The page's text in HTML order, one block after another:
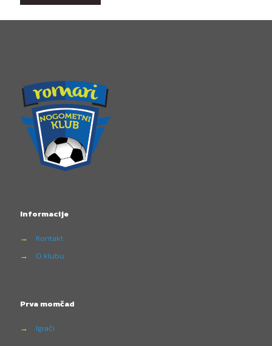
Informacije
→
Kontakt
→
O klubu
Prva momčad
→ Igrači